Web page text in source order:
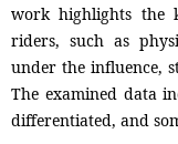
work highlights the
riders, such as
under the influence,
The examined data
differentiated, and